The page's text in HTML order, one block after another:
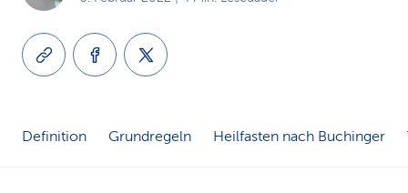
Definition Grundregeln Heilfasten nach Buchinger